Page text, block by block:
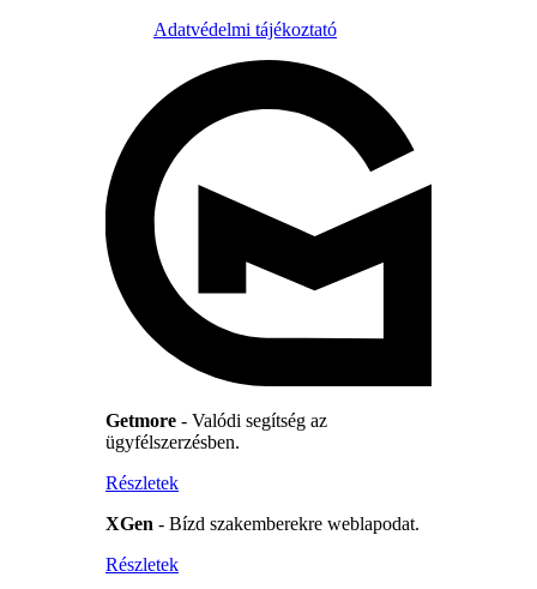
Adatvédelmi tájékoztató
Getmore - Valódi segítség az
ügyfélszerzésben.
Részletek
XGen - Bízd szakemberekre weblapodat.
Részletek